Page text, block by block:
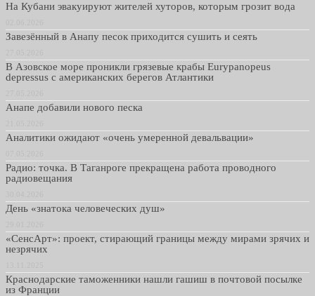
На Кубани эвакуируют жителей хуторов, которым грозит вода
Завезённый в Анапу песок приходится сушить и сеять
В Азовское море проникли грязевые крабы Eurypanopeus
depressus с американских берегов Атлантики
Анапе добавили нового песка
Аналитики ожидают «очень умеренной девальвации»
Радио: точка. В Таганроге прекращена работа проводного
радиовещания
День «знатока человеческих душ»
«СенсАрт»: проект, стирающий границы между мирами зрячих и
незрячих
Краснодарские таможенники нашли гашиш в почтовой посылке
из Франции